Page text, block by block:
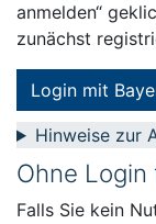
anmelden“
zunächst
Login mit
Hinweise zur
Ohne
Falls Sie kein